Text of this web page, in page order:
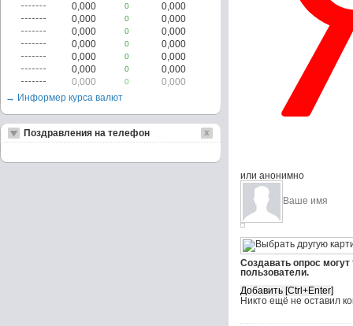
или анонимно
Создавать опрос
пользователи.
Никто ещё не оставил
0,000
0
0,000
0,000
0
0,000
0,000
0
0,000
0,000
0
0,000
0,000
0
0,000
0,000
0
0,000
0,000
0
0,000
→ Информер курса валют
Поздравления на телефон